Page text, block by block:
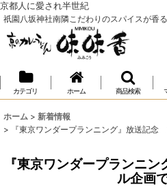
京都人に愛され半世紀
祇園八坂神社南隣こだわりのスパイスが香る
カテゴリ ホーム 商品検索
ホーム > 新着情報
>
『東京ワンダープランニング』放送記
『東京ワンダープランニ
ル企画